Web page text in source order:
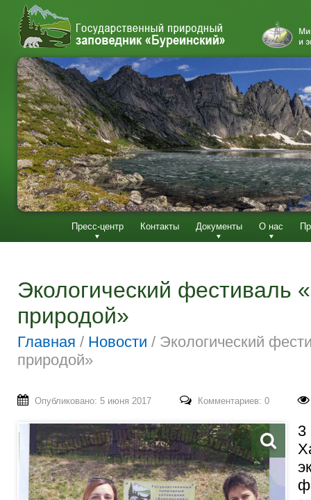
Пресс-центр Контакты Документы О нас
Экологический фестиваль
природой»
Главная / Новости / Экологический
природой»
Опубликовано: 5 июня 2017 Комментариев: 0
3